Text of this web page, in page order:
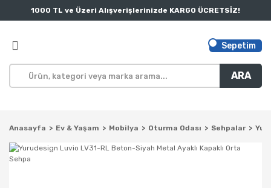
1000 TL ve Üzeri Alışverişlerinizde KARGO ÜCRETSİZ!
ARA
Sepetim
Anasayfa Ev & Yaşam Mobilya Oturma Odası Sehpalar